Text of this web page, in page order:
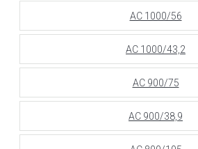
АС 1000/56
АС 1000/43,2
АС 900/75
АС 900/38,9